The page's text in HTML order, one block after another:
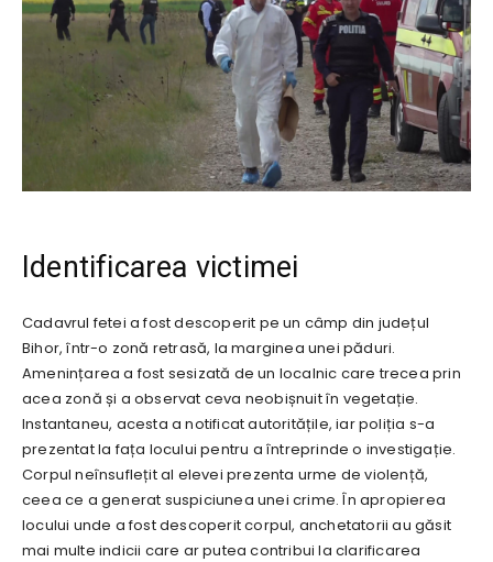
Identificarea victimei
Cadavrul fetei a fost descoperit pe un câmp din județul
Bihor, într-o zonă retrasă, la marginea unei păduri.
Amenințarea a fost sesizată de un localnic care trecea prin
acea zonă și a observat ceva neobișnuit în vegetație.
Instantaneu, acesta a notificat autoritățile, iar poliția s-a
prezentat la fața locului pentru a întreprinde o investigație.
Corpul neînsuflețit al elevei prezenta urme de violență,
ceea ce a generat suspiciunea unei crime. În apropierea
locului unde a fost descoperit corpul, anchetatorii au găsit
mai multe indicii care ar putea contribui la clarificarea